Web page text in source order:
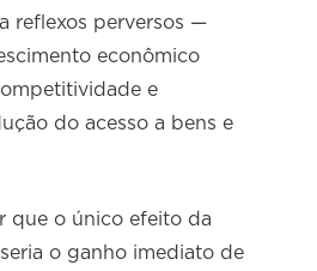
reflexos perversos —
econômico
e
do acesso a bens e
que o único efeito da
o ganho imediato de